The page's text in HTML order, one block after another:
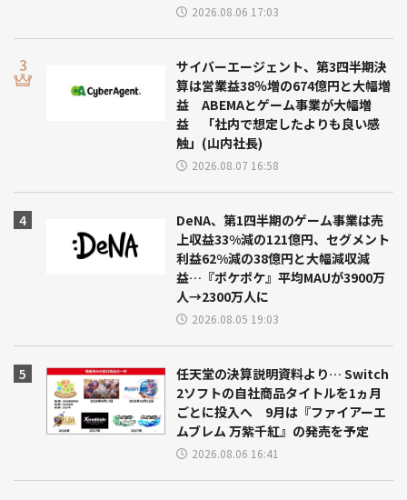
2026.08.06 17:03
サイバーエージェント、第3四半期決
算は営業益38％増の674億円と大幅増
益 ABEMAとゲーム事業が大幅増
益 「社内で想定したよりも良い感
触」(山内社長)
2026.08.07 16:58
DeNA、第1四半期のゲーム事業は売
上収益33%減の121億円、セグメント
利益62%減の38億円と大幅減収減
益…『ポケポケ』平均MAUが3900万
人→2300万人に
2026.08.05 19:03
任天堂の決算説明資料より… Switch
2ソフトの自社商品タイトルを1ヵ月
ごとに投入へ 9月は『ファイアーエ
ムブレム 万紫千紅』の発売を予定
2026.08.06 16:41